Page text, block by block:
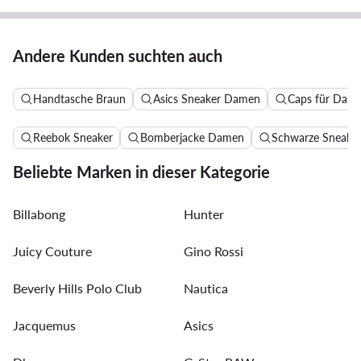
Andere Kunden suchten auch
Handtasche Braun Asics Sneaker Damen Caps für
Reebok Sneaker Bomberjacke Damen Schwarze
Beliebte Marken in dieser Kategorie
Billabong Hunter
Juicy Couture Gino Rossi
Beverly Hills Polo Club Nautica
Jacquemus Asics